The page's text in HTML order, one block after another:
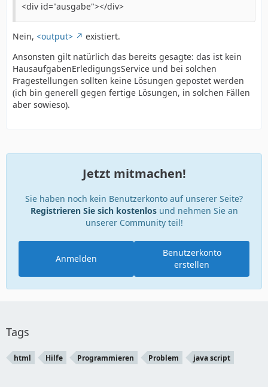
<div id="ausgabe"></div>
Nein, <output>
existiert.
Ansonsten gilt natürlich das bereits gesagte: das ist kein
HausaufgabenErledigungsService und bei solchen
Fragestellungen sollten keine Lösungen gepostet werden
(ich bin generell gegen fertige Lösungen, in solchen Fällen
aber sowieso).
Jetzt mitmachen!
Sie haben noch kein Benutzerkonto auf unserer Seite?
Registrieren Sie sich kostenlosund nehmen Sie an
unserer Community teil!
Benutzerkonto
erstellen
Anmelden
Tags
html Hilfe Programmieren Problem java script